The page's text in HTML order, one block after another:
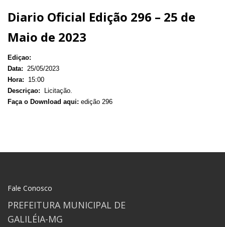
Diario Oficial Edição 296 – 25 de
Maio de 2023
Ediçao:
Data:
25/05/2023
Hora:
15:00
Descriçao:
Licitação.
Faça o Download aqui: edição 296
Fale Conosco
PREFEITURA MUNICIPAL DE
GALILÉIA-MG